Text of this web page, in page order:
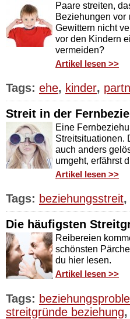
Paare streiten,
Beziehungen vor
Gewittern nicht
vor den Kindern
vermeiden?
Artikel lesen >>
Tags: ehe, kinder,
Streit in der
Eine
Streitsituationen.
auch anders
umgeht, erfährst
Artikel lesen >>
Tags: beziehungsstreit,
Die häufigsten
Reibereien
schönsten
du hier lesen.
Artikel lesen >>
Tags:
streitgründe beziehung,